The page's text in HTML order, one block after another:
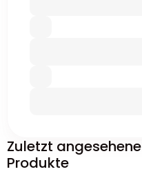
Zuletzt angesehene
Produkte